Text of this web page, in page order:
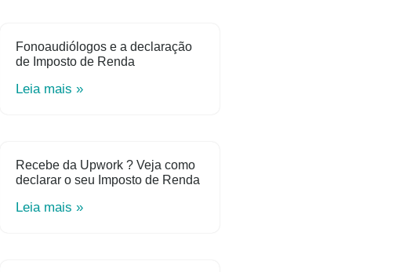
Fonoaudiólogos e a declaração
de Imposto de Renda
Leia mais »
Recebe da Upwork ? Veja como
declarar o seu Imposto de Renda
Leia mais »